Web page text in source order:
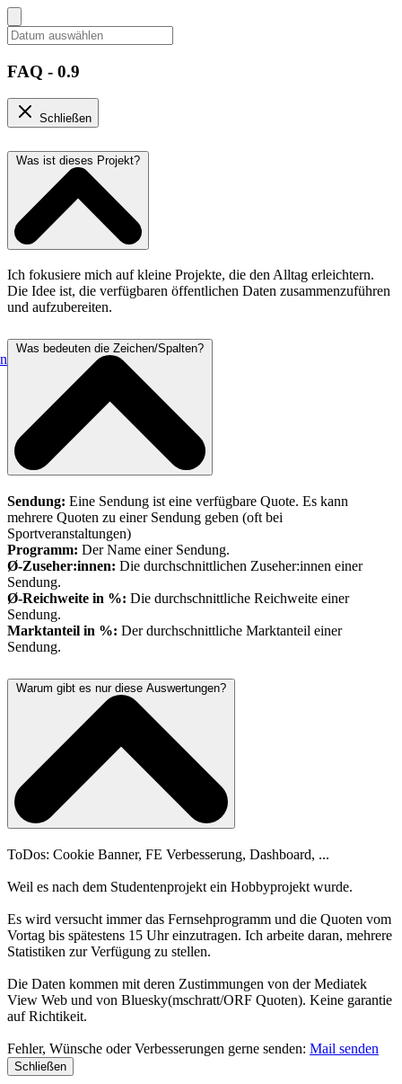
FAQ - 0.9
Schließen
Was ist dieses Projekt?
Ich fokusiere mich auf kleine Projekte, die den Alltag erleichtern.
Die Idee ist, die verfügbaren öffentlichen Daten zusammenzuführen
und aufzubereiten.
Was bedeuten die Zeichen/Spalten?
Sendung: Eine Sendung ist eine verfügbare Quote. Es kann
mehrere Quoten zu einer Sendung geben (oft bei
Sportveranstaltungen)
Programm: Der Name einer Sendung.
Ø-Zuseher:innen: Die durchschnittlichen Zuseher:innen einer
Sendung.
Ø-Reichweite in %: Die durchschnittliche Reichweite einer
Sendung.
Marktanteil in %: Der durchschnittliche Marktanteil einer
Sendung.
Warum gibt es nur diese Auswertungen?
ToDos: Cookie Banner, FE Verbesserung, Dashboard, ...
Weil es nach dem Studentenprojekt ein Hobbyprojekt wurde.
Es wird versucht immer das Fernsehprogramm und die Quoten vom
Vortag bis spätestens 15 Uhr einzutragen. Ich arbeite daran, mehrere
Statistiken zur Verfügung zu stellen.
Die Daten kommen mit deren Zustimmungen von der Mediatek
View Web und von Bluesky(mschratt/ORF Quoten). Keine garantie
auf Richtikeit.
Fehler, Wünsche oder Verbesserungen gerne senden: Mail senden
Schließen